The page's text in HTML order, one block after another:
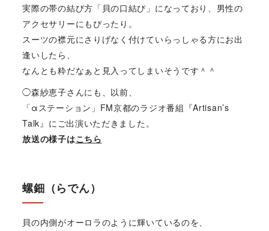
実際の帯の結び方「貝の口結び」になっており、男性の
アクセサリーにもぴったり。
スーツの襟元にさりげなく付けていらっしゃる方にお出
逢いしたら、
なんとも粋だなぁと見入ってしまいそうです＾＾
◯森紗恵子さんにも、以前、
「αステーション」FM京都のラジオ番組『Artisan’s
Talk』にご出演いただきました。
放送の様子はこちら
螺鈿（らでん）
貝の内側がオーロラのように輝いているのを、